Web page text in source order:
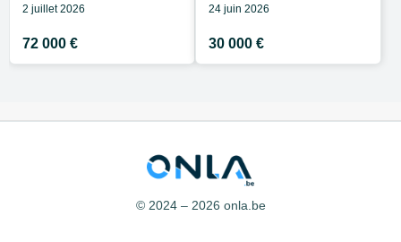
2 juillet 2026
72 000 €
24 juin 2026
30 000 €
© 2024 – 2026 onla.be